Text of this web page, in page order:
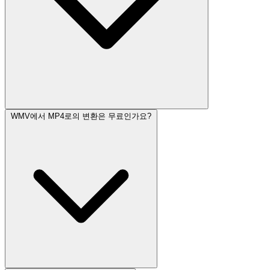
WMV에서 MP4로의 변환은 무료인가요?